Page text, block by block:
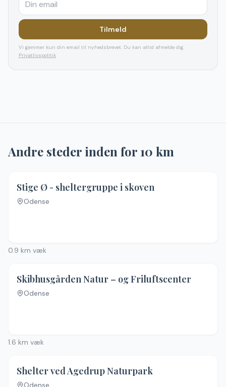
Tilmeld
Vi gemmer kun din email til nyhedsbrevet. Du kan altid afmelde dig.
Privatlivspolitik
Andre steder inden for10 km
Stige Ø - sheltergruppe i skoven
Odense
0.9 km væk
Skibhusgården Natur – og Friluftscenter
Odense
1.6 km væk
Shelter ved Agedrup Naturpark
Odense